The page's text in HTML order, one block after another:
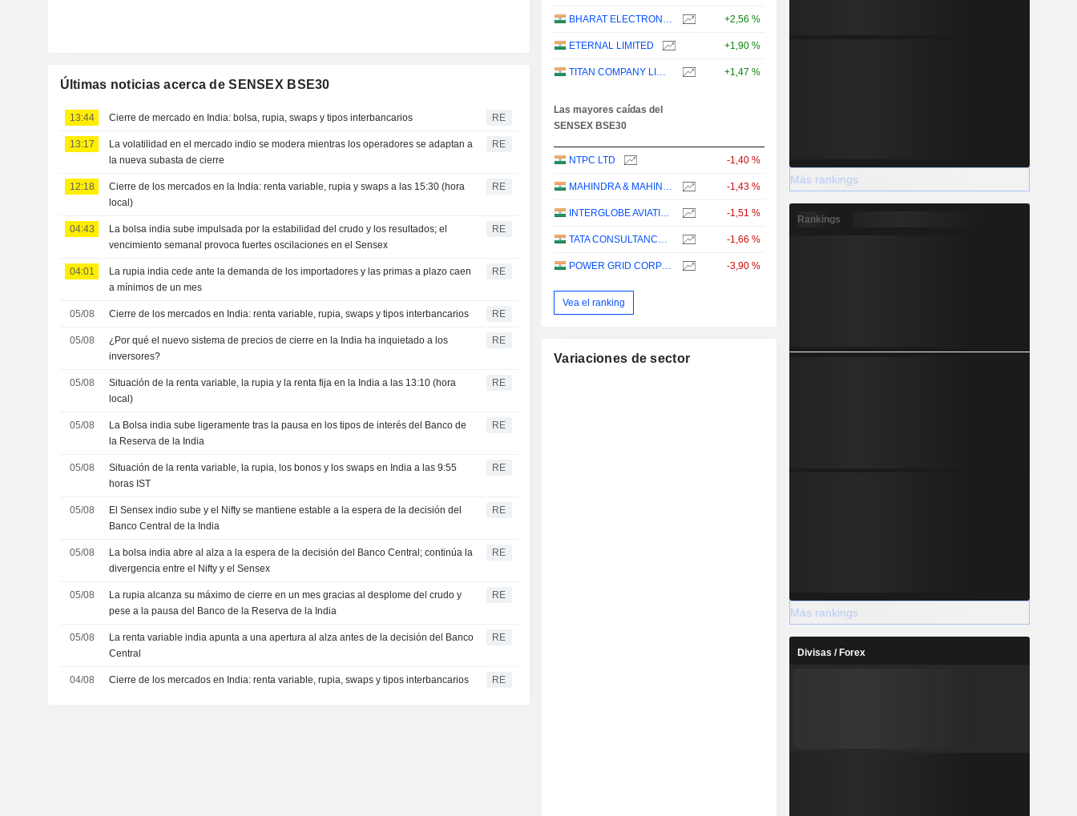
Últimas noticias acerca de SENSEX BSE30
13:44 Cierre de mercado en India: bolsa, rupia, swaps y tipos interbancarios RE
13:17
La volatilidad en el mercado indio se modera mientras los operadores se adaptan a
la nueva subasta de cierre
RE
12:18
Cierre de los mercados en la India: renta variable, rupia y swaps a las 15:30 (hora
local)
RE
04:43
La bolsa india sube impulsada por la estabilidad del crudo y los resultados; el
vencimiento semanal provoca fuertes oscilaciones en el Sensex
RE
04:01
La rupia india cede ante la demanda de los importadores y las primas a plazo caen
a mínimos de un mes
RE
05/08 Cierre de los mercados en India: renta variable, rupia, swaps y tipos interbancarios RE
05/08
¿Por qué el nuevo sistema de precios de cierre en la India ha inquietado a los
inversores?
RE
05/08
Situación de la renta variable, la rupia y la renta fija en la India a las 13:10 (hora
local)
RE
05/08
La Bolsa india sube ligeramente tras la pausa en los tipos de interés del Banco de
la Reserva de la India
RE
05/08
Situación de la renta variable, la rupia, los bonos y los swaps en India a las 9:55
horas IST
RE
05/08
El Sensex indio sube y el Nifty se mantiene estable a la espera de la decisión del
Banco Central de la India
RE
05/08
La bolsa india abre al alza a la espera de la decisión del Banco Central; continúa la
divergencia entre el Nifty y el Sensex
RE
05/08
La rupia alcanza su máximo de cierre en un mes gracias al desplome del crudo y
pese a la pausa del Banco de la Reserva de la India
RE
05/08
La renta variable india apunta a una apertura al alza antes de la decisión del Banco
Central
RE
04/08 Cierre de los mercados en India: renta variable, rupia, swaps y tipos interbancarios RE
BHARAT ELECTRONICS LIMITED +2,56 %
ETERNAL LIMITED +1,90 %
TITAN COMPANY LIMITED +1,47 %
Las mayores caídas del
SENSEX BSE30
NTPC LTD -1,40 %
MAHINDRA & MAHINDRA LIMITED -1,43 %
INTERGLOBE AVIATION LIMITED -1,51 %
TATA CONSULTANCY SERVICES LTD. -1,66 %
POWER GRID CORPORATION OF INDIA LIMITED -3,90 %
Vea el ranking
Variaciones de sector
Más rankings
Rankings
Más rankings
Divisas / Forex